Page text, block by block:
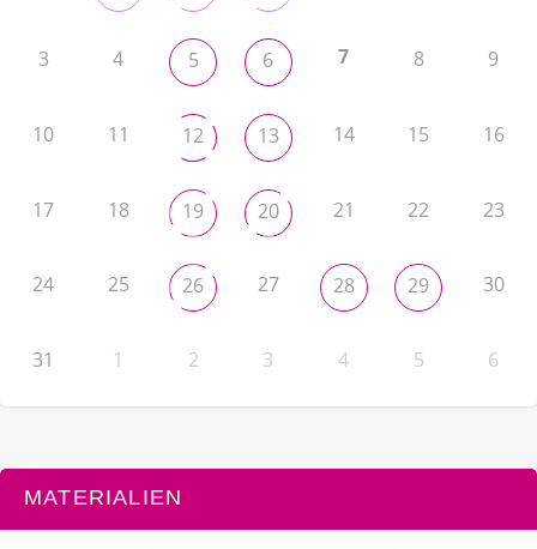
3 4 5 6 7 8 9
10 11 12 13 14 15 16
17 18 19 20 21 22 23
24 25 26 27 28 29 30
31 1 2 3 4 5 6
MATERIALIEN